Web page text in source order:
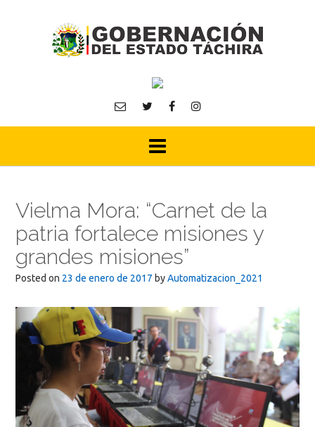
Vielma Mora: “Carnet de la
patria fortalece misiones y
grandes misiones”
Posted on 23 de enero de 2017 byAutomatizacion_2021